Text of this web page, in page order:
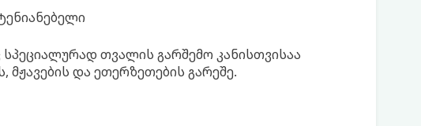
თვალის გარშემო კანისთვისაა
და ეთერზეთების გარეშე.